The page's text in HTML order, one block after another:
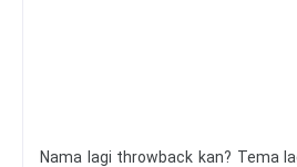
Nama lagi throwback kan? Tema